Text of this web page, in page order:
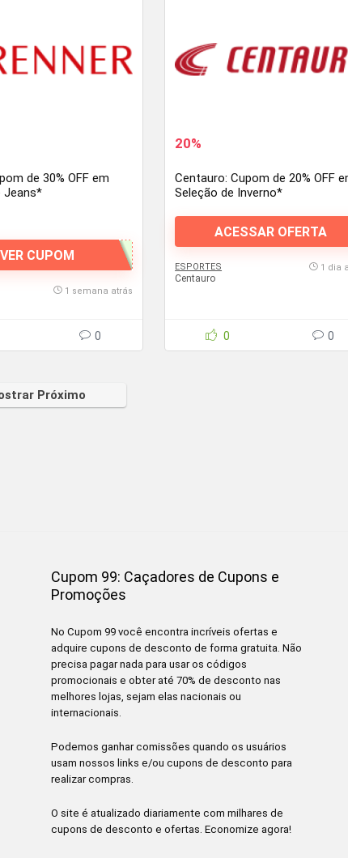
de 30% OFF em
Jeans*
VER CUPOM
1 semana atrás
0
20%
Centauro: Cupom de 20% OFF
Seleção de Inverno*
ACESSAR OFERTA
ESPORTES
Centauro
1 dia
0 0
Próximo
Cupom 99: Caçadores de Cupons e
Promoções
No Cupom 99 você encontra incríveis ofertas e
adquire cupons de desconto de forma gratuita. Não
precisa pagar nada para usar os códigos
promocionais e obter até 70% de desconto nas
melhores lojas, sejam elas nacionais ou
internacionais.
Podemos ganhar comissões quando os usuários
usam nossos links e/ou cupons de desconto para
realizar compras.
O site é atualizado diariamente com milhares de
cupons de desconto e ofertas. Economize agora!